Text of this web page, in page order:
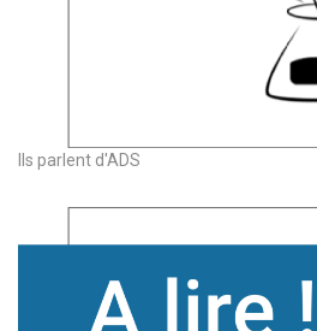
Ils parlent d'ADS